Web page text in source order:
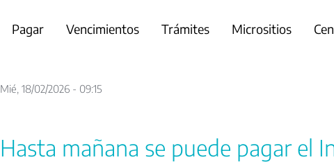
Pagar Vencimientos Trámites Micrositios
Mié, 18/02/2026 - 09:15
Hasta mañana se puede pagar el